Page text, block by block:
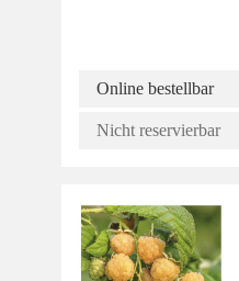
Online bestellbar
Nicht reservierbar